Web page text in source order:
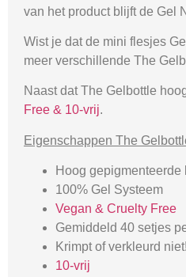
van het product blijft de Gel
Wist je dat de mini flesjes
meer verschillende The
Naast dat The Gelbottle
Free & 10-vrij.
Eigenschappen The
Hoog gepigmenteerde
100% Gel Systeem
Vegan & Cruelty Free
Gemiddeld 40 setjes
Krimpt of verkleurd niet!
10-vrij